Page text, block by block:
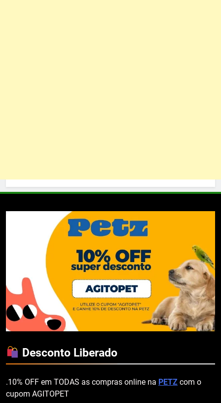
Desconto Liberado
.10% OFF em TODAS as compras online na PETZ com o
cupom AGITOPET